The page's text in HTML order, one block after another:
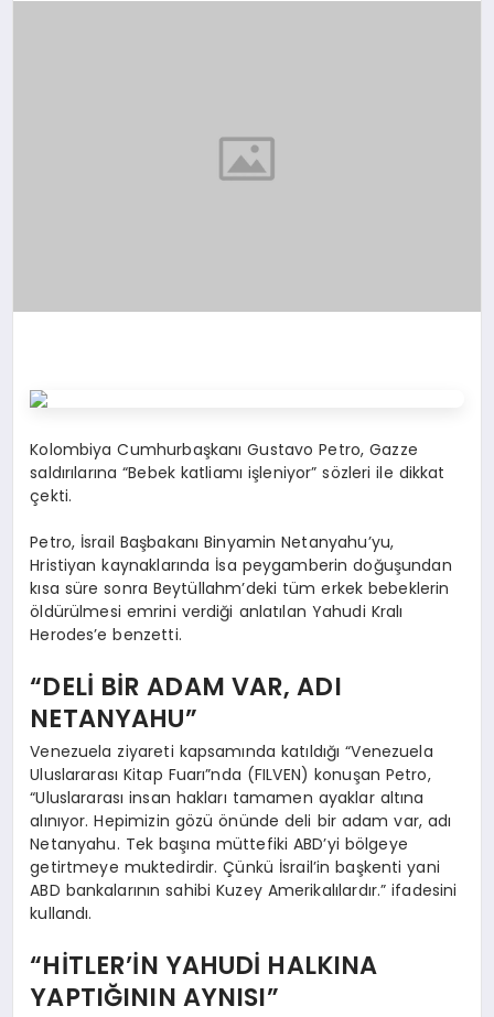
Kolombiya Cumhurbaşkanı Gustavo Petro, Gazze
saldırılarına “Bebek katliamı işleniyor” sözleri ile dikkat
çekti.
Petro, İsrail Başbakanı Binyamin Netanyahu’yu,
Hristiyan kaynaklarında İsa peygamberin doğuşundan
kısa süre sonra Beytüllahm’deki tüm erkek bebeklerin
öldürülmesi emrini verdiği anlatılan Yahudi Kralı
Herodes’e benzetti.
“DELİ BİR ADAM VAR, ADI
NETANYAHU”
Venezuela ziyareti kapsamında katıldığı “Venezuela
Uluslararası Kitap Fuarı”nda (FILVEN) konuşan Petro,
“Uluslararası insan hakları tamamen ayaklar altına
alınıyor. Hepimizin gözü önünde deli bir adam var, adı
Netanyahu. Tek başına müttefiki ABD’yi bölgeye
getirtmeye muktedirdir. Çünkü İsrail’in başkenti yani
ABD bankalarının sahibi Kuzey Amerikalılardır.” ifadesini
kullandı.
“HİTLER’İN YAHUDİ HALKINA
YAPTIĞININ AYNISI”